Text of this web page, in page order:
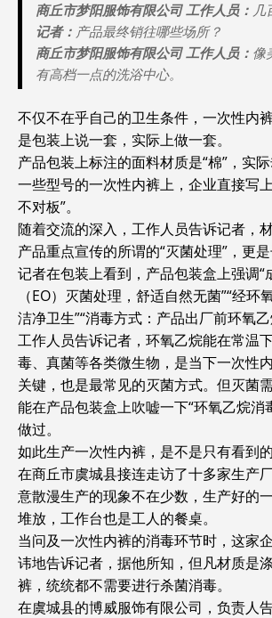
商丘市梦阳服饰有限公司 工作人员： 几
记者： 产品最终销往哪些场所？
商丘市梦阳服饰有限公司 工作人员： 像
有高档一点的洗浴中心。‍
不仅不在乎自己的卫生条件，一次性内
是包装上说一套，实际上做一套。
产品包装上标注的面料材质是“棉”，实
一些型号的一次性内裤上，企业直接写
不对板”。
随着交流的深入，工作人员告诉记者，
产品重点宣传的所谓的“灭菌处理”，更是
记者在包装上看到，产品包装盒上强调“
（EO）灭菌处理，舒适自然无菌”“经环
洁净卫生”“消毒方式：产品出厂前环氧乙
工作人员告诉记者，环氧乙烷能在常温
毒、真菌等各类微生物，是当下一次性
关键，也是最常见的灭菌方式。但灭菌
能在产品包装盒上吹嘘一下“环氧乙烷消
做过。
如此生产一次性内裤，是不是只有看到
在商丘市虞城县接连走访了十多家生产
意散漫生产的现象不在少数，生产好的
堆放，工作台也是工人的餐桌。
当问及一次性内裤的消毒环节时，这家
讳地告诉记者，据他所知，但凡材质是
裤，统统都不需要进行杀菌消毒。
在虞城县的博威服饰有限公司，负责人